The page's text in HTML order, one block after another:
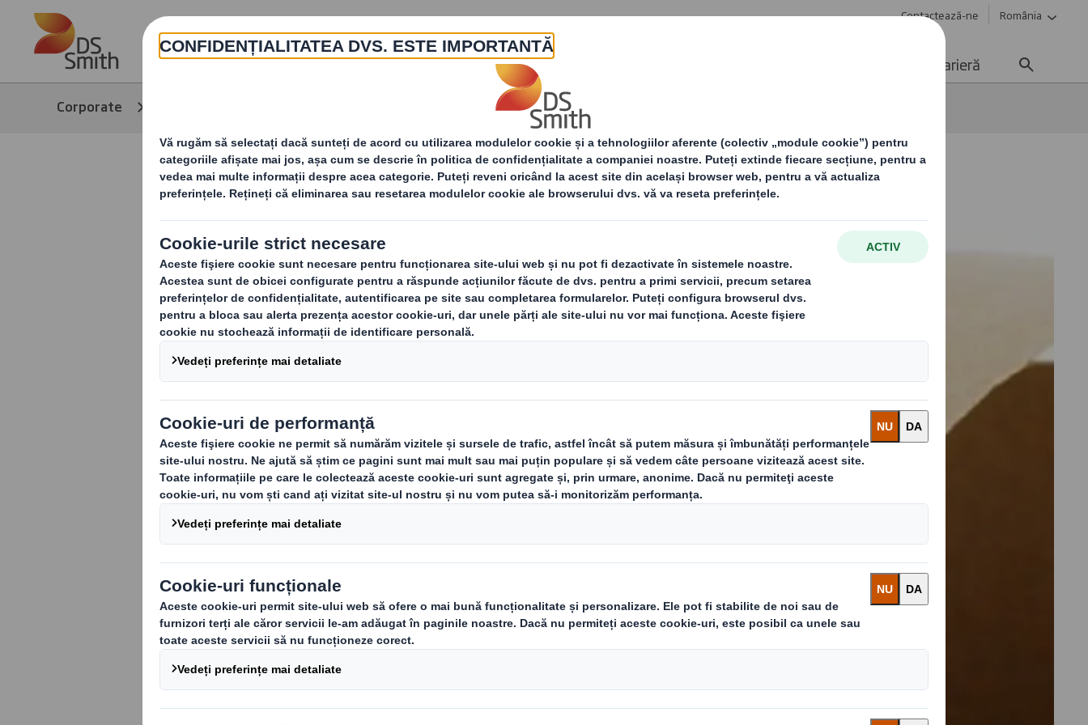
Skip to main content Contactează-ne România
Despre noi Carieră
Corporate Produsele noastre